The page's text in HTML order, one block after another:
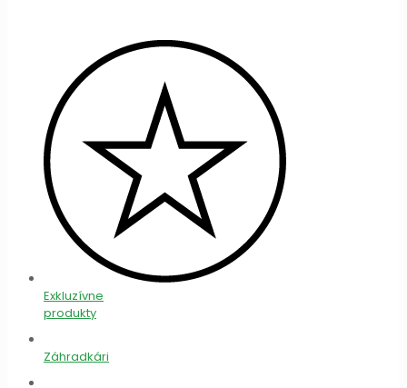
Exkluzívne
produkty
Záhradkári